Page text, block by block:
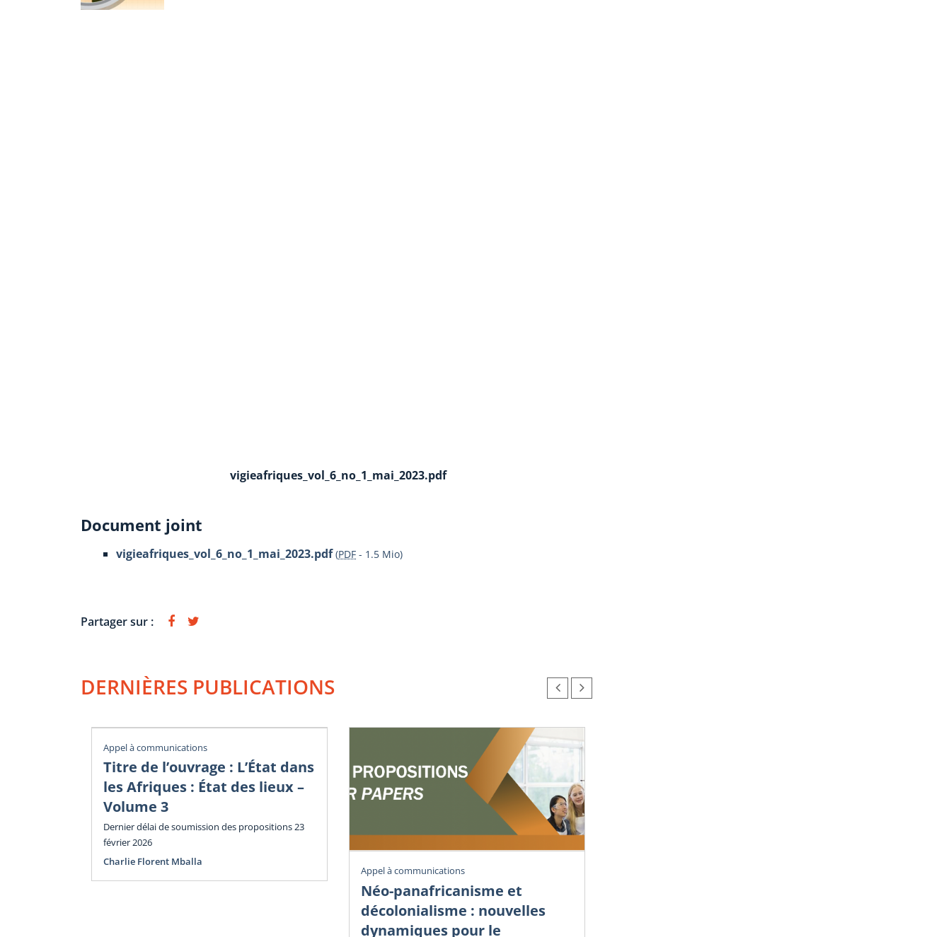
vigieafriques_vol_6_no_1_mai_2023.pdf
Document joint
vigieafriques_vol_6_no_1_mai_2023.pdf (PDF - 1.5 Mio)
Partager sur :
DERNIÈRES PUBLICATIONS
Appel à communications
Titre de l’ouvrage : L’État dans
les Afriques : État des lieux –
Volume 3
Dernier délai de soumission des propositions 23
février 2026
Charlie Florent Mballa
Appel à communications
Néo-panafricanisme et
décolonialisme : nouvelles
dynamiques pour le